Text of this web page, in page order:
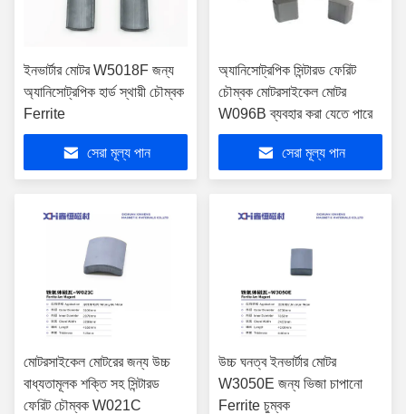
ইনভার্টার মোটর W5018F জন্য
অ্যানিসোট্রপিক হার্ড স্থায়ী চৌম্বক
Ferrite
সেরা মূল্য পান
অ্যানিসোট্রপিক সিন্টারড ফেরিট
চৌম্বক মোটরসাইকেল মোটর
W096B ব্যবহার করা যেতে পারে
সেরা মূল্য পান
মোটরসাইকেল মোটরের জন্য উচ্চ
বাধ্যতামূলক শক্তি সহ সিন্টারড
ফেরিট চৌম্বক W021C
উচ্চ ঘনত্ব ইনভার্টার মোটর
W3050E জন্য ভিজা চাপানো
Ferrite চুম্বক